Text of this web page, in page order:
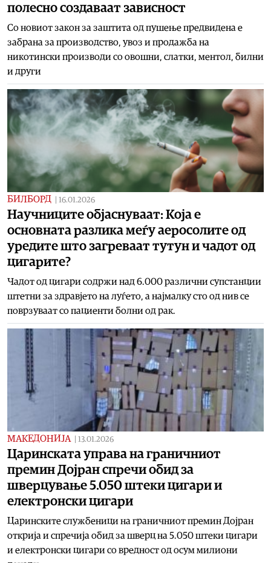
полесно создаваат зависност
Со новиот закон за заштита од пушење предвидена е
забрана за производство, увоз и продажба на
никотински производи со овошни, слатки, ментол, билни
и други
БИЛБОРД 16.01.2026
Научниците објаснуваат: Која е
основната разлика меѓу аеросолите од
уредите што загреваат тутун и чадот од
цигарите?
Чадот од цигари содржи над 6.000 различни супстанции
штетни за здравјето на луѓето, а најмалку сто од нив се
поврзуваат со пациенти болни од рак.
МАКЕДОНИЈА 13.01.2026
Царинската управа на граничниот
премин Дојран спречи обид за
шверцување 5.050 штеки цигари и
електронски цигари
Царинските службеници на граничниот премин Дојран
открија и спречија обид за шверц на 5.050 штеки цигари
и електронски цигари со вредност од осум милиони